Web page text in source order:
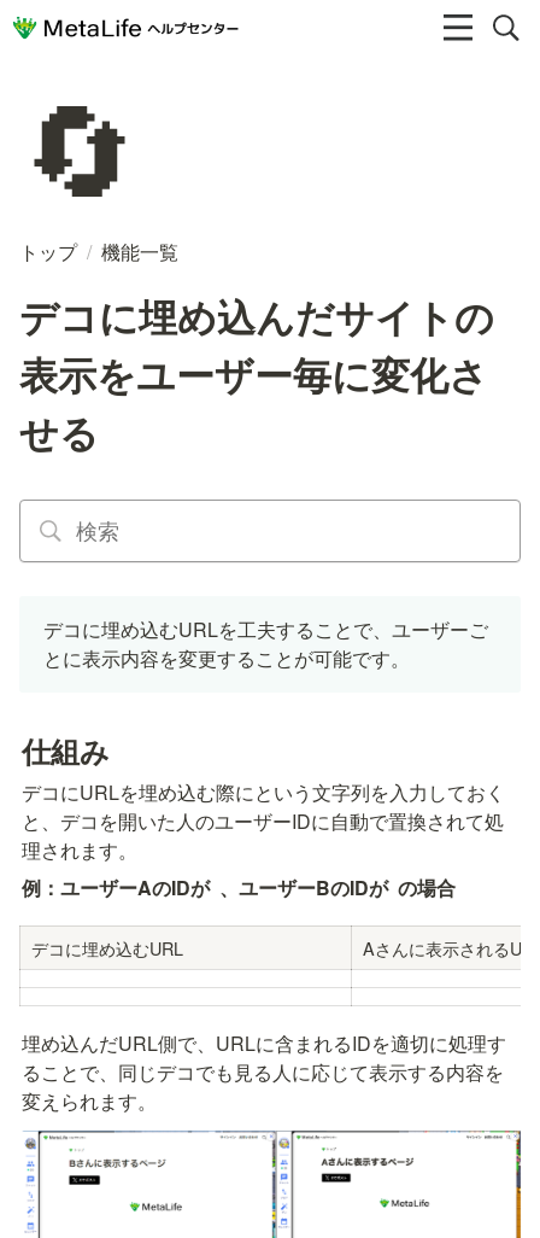
🔄
トップ / 機能一覧
デコに埋め込んだサイトの
表示をユーザー毎に変化さ
せる
デコに埋め込むURLを工夫することで、ユーザーご
とに表示内容を変更することが可能です。
仕組み
デコにURLを埋め込む際にという文字列を入力しておく
と、デコを開いた人のユーザーIDに自動で置換されて処
理されます。
例：ユーザーAのIDが 、ユーザーBのIDが の場合
デコに埋め込むURL Aさんに表示される
埋め込んだURL側で、URLに含まれるIDを適切に処理す
ることで、同じデコでも見る人に応じて表示する内容を
変えられます。